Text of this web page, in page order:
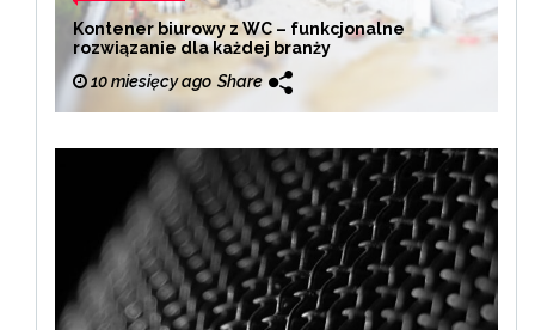
Kontener biurowy z WC – funkcjonalne
rozwiązanie dla każdej branży
10 miesięcy ago Share